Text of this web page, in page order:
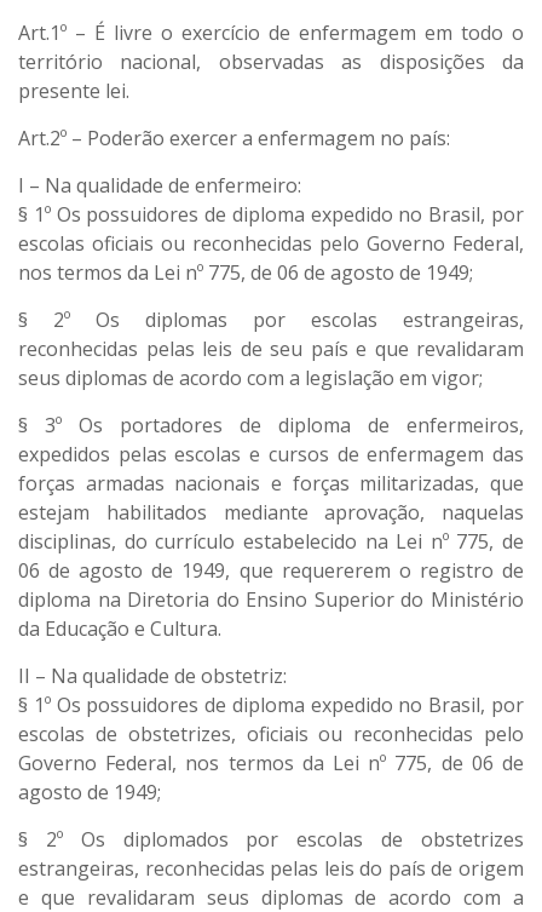
Art.1º – É livre o exercício de enfermagem em todo o
território nacional, observadas as disposições da
presente lei.
Art.2º – Poderão exercer a enfermagem no país:
I – Na qualidade de enfermeiro:
§ 1º Os possuidores de diploma expedido no Brasil, por
escolas oficiais ou reconhecidas pelo Governo Federal,
nos termos da Lei nº 775, de 06 de agosto de 1949;
§ 2º Os diplomas por escolas estrangeiras,
reconhecidas pelas leis de seu país e que revalidaram
seus diplomas de acordo com a legislação em vigor;
§ 3º Os portadores de diploma de enfermeiros,
expedidos pelas escolas e cursos de enfermagem das
forças armadas nacionais e forças militarizadas, que
estejam habilitados mediante aprovação, naquelas
disciplinas, do currículo estabelecido na Lei nº 775, de
06 de agosto de 1949, que requererem o registro de
diploma na Diretoria do Ensino Superior do Ministério
da Educação e Cultura.
II – Na qualidade de obstetriz:
§ 1º Os possuidores de diploma expedido no Brasil, por
escolas de obstetrizes, oficiais ou reconhecidas pelo
Governo Federal, nos termos da Lei nº 775, de 06 de
agosto de 1949;
§ 2º Os diplomados por escolas de obstetrizes
estrangeiras, reconhecidas pelas leis do país de origem
e que revalidaram seus diplomas de acordo com a